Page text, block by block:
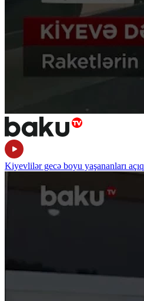
Kiyevlilər gecə boyu yaşananları